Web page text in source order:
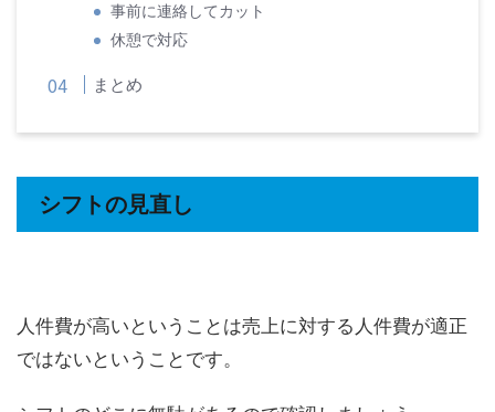
事前に連絡してカット
休憩で対応
まとめ
シフトの見直し
人件費が高いということは売上に対する人件費が適正
ではないということです。